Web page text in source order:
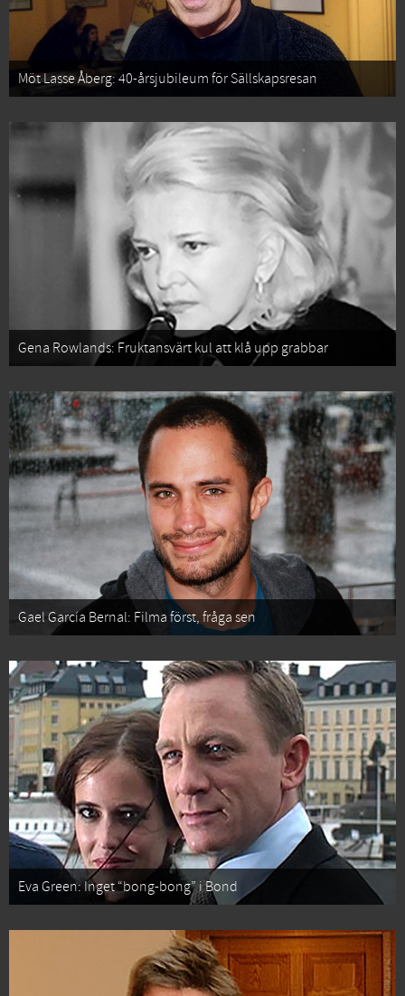
Möt Lasse Åberg: 40-årsjubileum för Sällskapsresan
Gena Rowlands: Fruktansvärt kul att klå upp grabbar
Gael García Bernal: Filma först, fråga sen
Eva Green: Inget “bong-bong” i Bond